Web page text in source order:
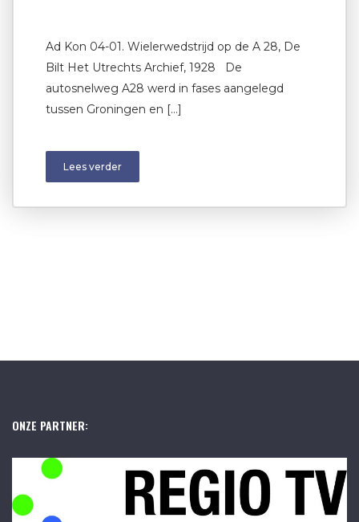
Ad Kon 04-01. Wielerwedstrijd op de A 28, De
Bilt Het Utrechts Archief, 1928 De
autosnelweg A28 werd in fases aangelegd
tussen Groningen en […]
Lees verder
ONZE PARTNER: